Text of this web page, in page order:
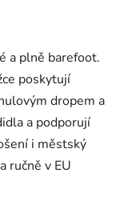
a plně barefoot.
poskytují
dropem a
a podporují
i městský
ručně v EU